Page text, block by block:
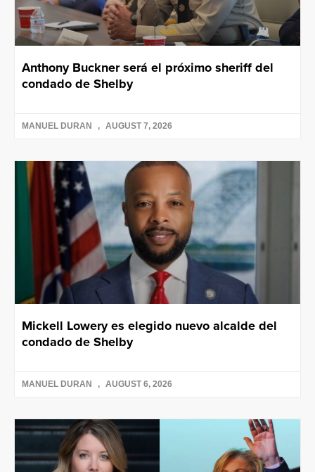
Anthony Buckner será el próximo sheriff del
condado de Shelby
MANUEL DURAN AUGUST 7, 2026
Mickell Lowery es elegido nuevo alcalde del
condado de Shelby
MANUEL DURAN AUGUST 6, 2026